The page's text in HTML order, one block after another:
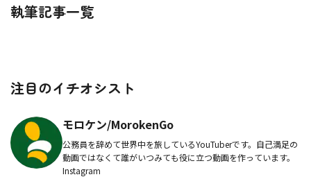
執筆記事一覧
注目のイチオシスト
モロケン/MorokenGo
公務員を辞めて世界中を旅しているYouTuberです。自己満足の
動画ではなくて誰がいつみても役に立つ動画を作っています。
Instagram